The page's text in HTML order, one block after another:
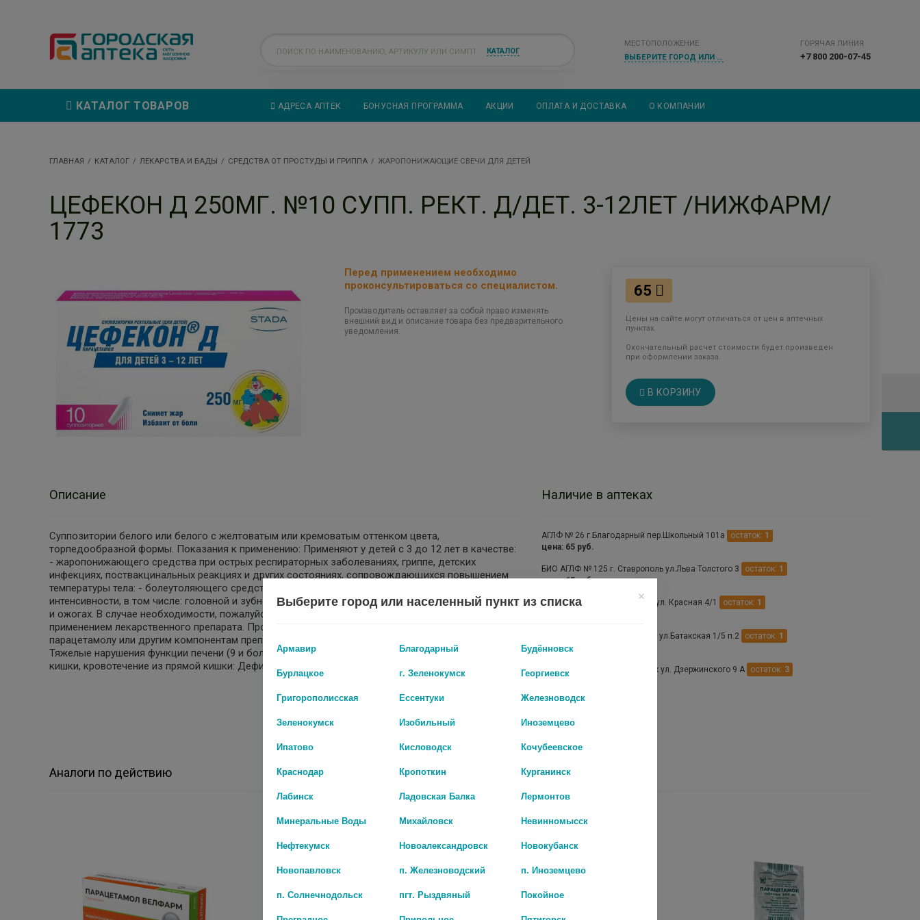
КАТАЛОГ
МЕСТОПОЛОЖЕНИЕ
ВЫБЕРИТЕ ГОРОД ИЛИ НАСЕЛЕННЫЙ ПУНКТ
ГОРЯЧАЯ ЛИНИЯ
+7 800 200-07-45
АДРЕСА АПТЕК БОНУСНАЯ ПРОГРАММА АКЦИИ ОПЛАТА И ДОСТАВКА О КОМПАНИИ
КАТАЛОГ ТОВАРОВ
ГЛАВНАЯ КАТАЛОГ ЛЕКАРСТВА И БАДЫ СРЕДСТВА ОТ ПРОСТУДЫ И ГРИППА ЖАРОПОНИЖАЮЩИЕ СВЕЧИ ДЛЯ ДЕТЕЙ
ЦЕФЕКОН Д 250МГ. №10 СУПП. РЕКТ. Д/ДЕТ. 3-12ЛЕТ /НИЖФАРМ/
1773
Перед применением необходимо
проконсультироваться со специалистом.
Производитель оставляет за собой право изменять
внешний вид и описание товара без предварительного
уведомления.
65
Цены на сайте могут отличаться от цен в аптечных
пунктах.
Окончательный расчет стоимости будет произведен
при оформлении заказа.
В КОРЗИНУ
Описание
Суппозитории белого или белого с желтоватым или кремоватым оттенком цвета,
торпедообразной формы. Показания к применению: Применяют у детей с 3 до 12 лет в качестве:
- жаропонижающего средства при острых респираторных заболеваниях, гриппе, детских
инфекциях, поствакцинальных реакциях и других состояниях, сопровождающихся повышением
температуры тела: - болеутоляющего средства при болевом синдроме слабой и умеренной
интенсивности, в том числе: головной и зубной боли, боли в мышцах, невралгии, боли при травмах
и ожогах. В случае необходимости, пожалуйста, проконсультируйтесь с врачом перед
применением лекарственного препарата. Противопоказания: Повышенная чувствительность к
парацетамолу или другим компонентам препарата: Возраст до 3 лет (для дозировки 250 мг):
Тяжелые нарушения функции печени (9 и более баллов по шкале Чайлд-Пью): Воспаление прямой
кишки, кровотечение из прямой кишки: Дефицит глюкозо-6-фосфатдегидрогеназы.
Наличие в аптеках
АГЛФ № 26 г.Благодарный пер.Школьный 101а остаток: 1
цена: 65 руб.
БИО АГЛФ № 125 г. Ставрополь ул.Льва Толстого 3 остаток: 1
цена: 65 руб.
БИО АГЛФ №143 с. Курсавка ул. Красная 4/1 остаток: 1
БИО АГЛФ №190 г.Георгиевск ул.Батакская 1/5 п.2 остаток: 1
цена: 65 руб.
БИО АГЛФ №89 г. Нефтекумск ул. Дзержинского 9 А остаток: 3
Аналоги по действию
Выберите город или населенный пункт из списка
Армавир Благодарный
Будённовск
Бурлацкое
г. Зеленокумск
Георгиевск
Григорополисская
Ессентуки
Железноводск
Зеленокумск
Изобильный
Иноземцево
Ипатово
Кисловодск
Кочубеевское
Краснодар
Кропоткин
Курганинск
Лабинск
Ладовская Балка
Лермонтов
Минеральные Воды
Михайловск
Невинномысск
Нефтекумск
Новоалександровск
Новокубанск
Новопавловск
п. Железноводский
п. Иноземцево
п. Солнечнодольск
пгт. Рыздвяный
Покойное